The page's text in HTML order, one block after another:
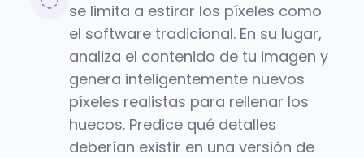
se limita a estirar los píxeles como
el software tradicional. En su lugar,
analiza el contenido de tu imagen y
genera inteligentemente nuevos
píxeles realistas para rellenar los
huecos. Predice qué detalles
deberían existir en una versión de